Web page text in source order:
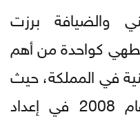
والضيافة برزت
كواحدة من أهم
في المملكة، حيث
ساهمت منذ تأسيسها عام 2008 في إعداد